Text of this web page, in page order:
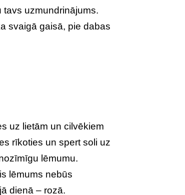
tavs uzmundrinājums.
svaigā gaisā, pie dabas
uz lietām un cilvēkiem
rīkoties un spert soli uz
lēmumu.
lēmums nebūs
dienā – rozā.